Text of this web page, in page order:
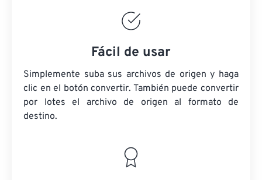
Fácil de usar
Simplemente suba sus archivos de origen y haga
clic en el botón convertir. También puede convertir
por lotes el archivo de origen al formato de
destino.